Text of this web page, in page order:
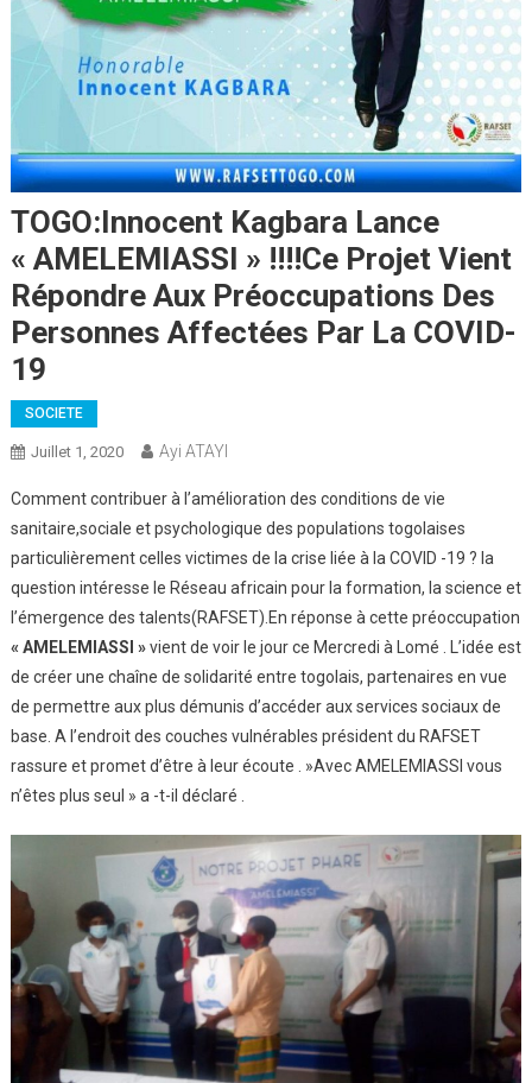
TOGO:Innocent Kagbara Lance
« AMELEMIASSI » !!!!Ce Projet Vient
Répondre Aux Préoccupations Des
Personnes Affectées Par La COVID-
19
SOCIETE
Juillet 1, 2020 Ayi ATAYI
Comment contribuer à l’amélioration des conditions de vie
sanitaire,sociale et psychologique des populations togolaises
particulièrement celles victimes de la crise liée à la COVID -19 ? la
question intéresse le Réseau africain pour la formation, la science et
l’émergence des talents(RAFSET).En réponse à cette préoccupation
« AMELEMIASSI »vient de voir le jour ce Mercredi à Lomé . L’idée est
de créer une chaîne de solidarité entre togolais, partenaires en vue
de permettre aux plus démunis d’accéder aux services sociaux de
base. A l’endroit des couches vulnérables président du RAFSET
rassure et promet d’être à leur écoute . »Avec AMELEMIASSI vous
n’êtes plus seul » a -t-il déclaré .